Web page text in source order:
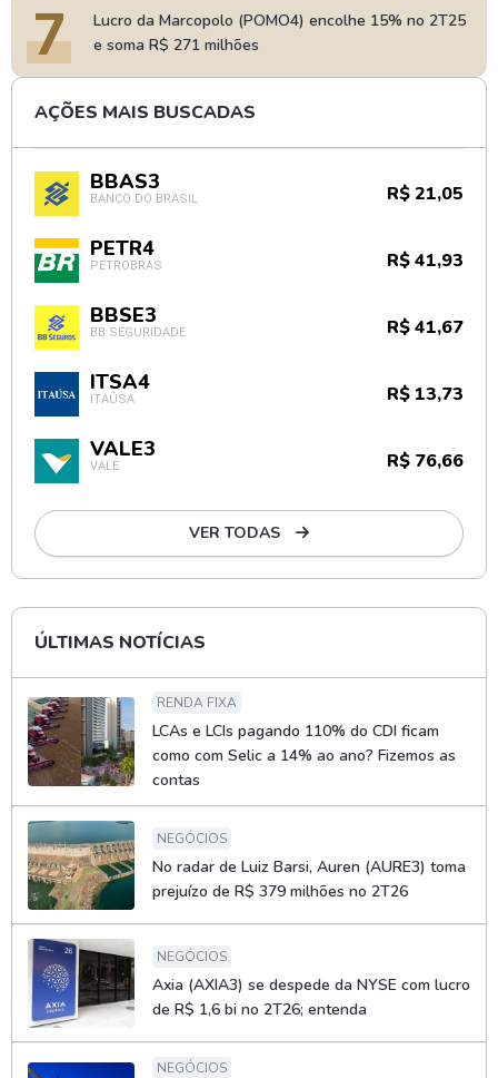
7
Lucro da Marcopolo (POMO4) encolhe 15% no 2T25
e soma R$ 271 milhões
AÇÕES MAIS BUSCADAS
BBAS3
BANCO DO BRASIL R$ 21,05
PETR4
PETROBRAS R$ 41,93
BBSE3
BB SEGURIDADE R$ 41,67
ITSA4
ITAÚSA R$ 13,73
VALE3
VALE R$ 76,66
VER TODAS
ÚLTIMAS NOTÍCIAS
RENDA FIXA
LCAs e LCIs pagando 110% do CDI ficam
como com Selic a 14% ao ano? Fizemos as
contas
NEGÓCIOS
No radar de Luiz Barsi, Auren (AURE3) toma
prejuízo de R$ 379 milhões no 2T26
NEGÓCIOS
Axia (AXIA3) se despede da NYSE com lucro
de R$ 1,6 bi no 2T26; entenda
NEGÓCIOS